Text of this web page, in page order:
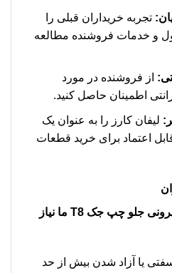
تجربه خریداران قبلی را
و خدمات فروشنده مطالعه
از فروشنده در مورد
اطمینان حاصل کنید.
لیفان کارز را به عنوان یک
اعتماد برای خرید قطعات
چگونه بفهمیم دستگیره بیرونی جلو چپ جک T8 ما نیاز
یا آزاد شدن بیش از حد